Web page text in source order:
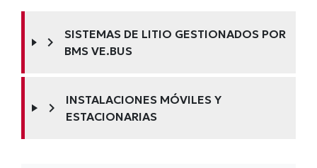
chevron_right
SISTEMAS DE LITIO GESTIONADOS POR
BMS VE.BUS
chevron_right
INSTALACIONES MÓVILES Y
ESTACIONARIAS